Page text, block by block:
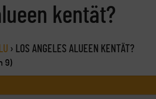
kentät?
› LOS ANGELES ALUEEN KENTÄT?
9)